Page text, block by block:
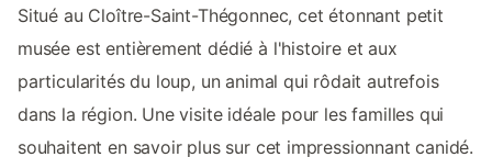
Situé au Cloître-Saint-Thégonnec, cet étonnant petit
musée est entièrement dédié à l'histoire et aux
particularités du loup, un animal qui rôdait autrefois
dans la région. Une visite idéale pour les familles qui
souhaitent en savoir plus sur cet impressionnant canidé.